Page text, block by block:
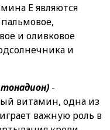
Е являются
и оливковое
и
-
витамин, одна из
важную роль в